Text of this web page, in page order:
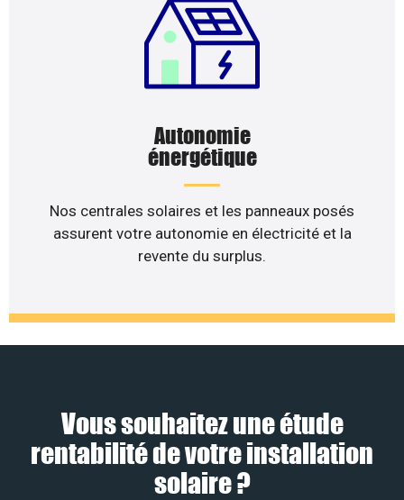
Autonomie
énergétique
Nos centrales solaires et les panneaux posés
assurent votre autonomie en électricité et la
revente du surplus.
Vous souhaitez une étude
rentabilité de votre installation
solaire ?